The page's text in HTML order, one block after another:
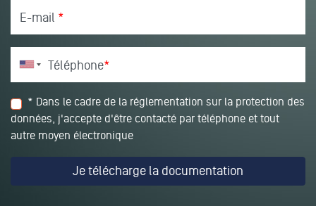
E-mail *
Téléphone*
* Dans le cadre de la réglementation sur la protection des
données, j'accepte d'être contacté par téléphone et tout
autre moyen électronique